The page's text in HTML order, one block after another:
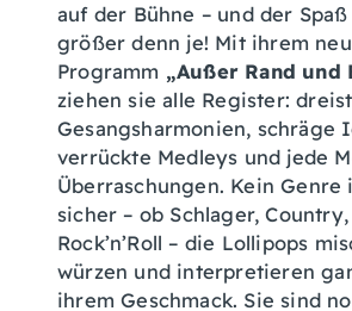
auf der Bühne – und der
größer denn je! Mit ihrem
Programm „Außer Rand und
ziehen sie alle Register:
Gesangsharmonien, schräge
verrückte Medleys und jede
Überraschungen. Kein Genre
sicher – ob Schlager,
Rock’n’Roll – die Lollipops
würzen und interpretieren
ihrem Geschmack. Sie sind